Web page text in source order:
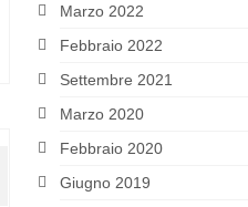
Marzo 2022
Febbraio 2022
Settembre 2021
Marzo 2020
Febbraio 2020
Giugno 2019